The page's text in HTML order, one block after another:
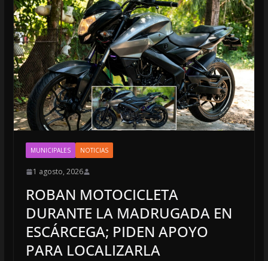
MUNICIPALES NOTICIAS
1 agosto, 2026
ROBAN MOTOCICLETA
DURANTE LA MADRUGADA EN
ESCÁRCEGA; PIDEN APOYO
PARA LOCALIZARLA